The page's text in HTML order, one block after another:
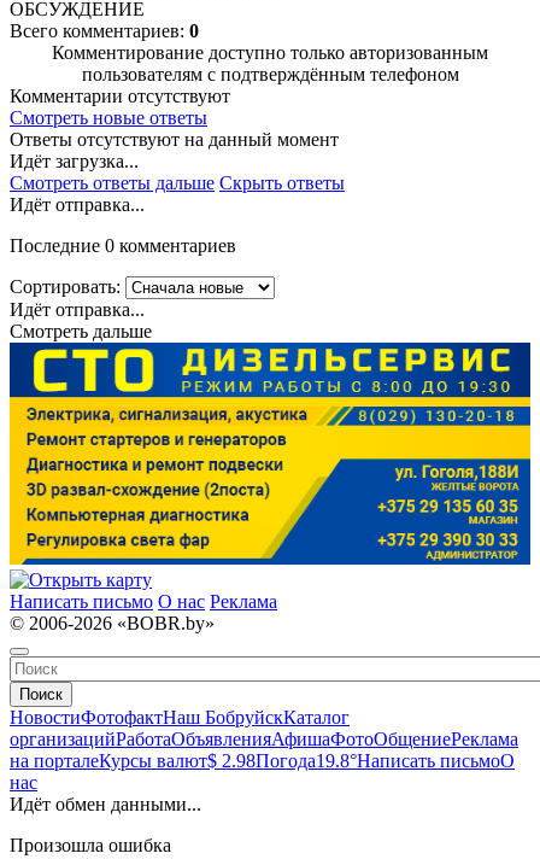
ОБСУЖДЕНИЕ
Всего комментариев: 0
Комментирование доступно только авторизованным
пользователям с подтверждённым телефоном
Комментарии отсутствуют
Смотреть новые ответы
Ответы отсутствуют на данный момент
Идёт загрузка...
Смотреть ответы дальше Скрыть ответы
Идёт отправка...
Последние 0 комментариев
Сортировать:
Идёт отправка...
Смотреть дальше
Написать письмо О нас Реклама
© 2006-2026 «BOBR.by»
Поиск
НовостиФотофактНаш БобруйскКаталог
организацийРаботаОбъявленияАфишаФотоОбщениеРеклама
на порталеКурсы валют$ 2.98Погода19.8°Написать письмоО
нас
Идёт обмен данными...
Произошла ошибка